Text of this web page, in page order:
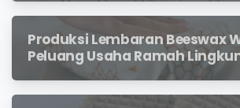
Produksi Lembaran Beeswax
Peluang Usaha Ramah
yang Menjanjikan